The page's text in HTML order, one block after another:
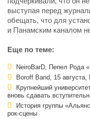
выступая перед
обещать, что для
и Панамским каналом
Еще по теме:
NeiroBarD, Пепел Рода
Boroff Band, 15 августа,
Крупнейший
вновь сдавать
История группы
рок-сцены